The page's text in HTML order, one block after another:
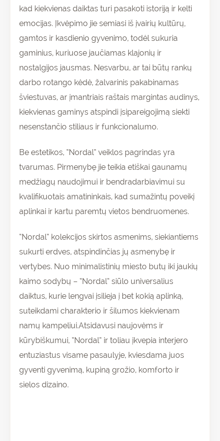
kad kiekvienas daiktas turi pasakoti istoriją ir kelti
emocijas. Įkvėpimo jie semiasi iš įvairių kultūrų,
gamtos ir kasdienio gyvenimo, todėl sukuria
gaminius, kuriuose jaučiamas klajonių ir
nostalgijos jausmas. Nesvarbu, ar tai būtų rankų
darbo rotango kėdė, žalvarinis pakabinamas
šviestuvas, ar įmantriais raštais margintas audinys,
kiekvienas gaminys atspindi įsipareigojimą siekti
nesenstančio stiliaus ir funkcionalumo.
Be estetikos, “Nordal” veiklos pagrindas yra
tvarumas. Pirmenybę jie teikia etiškai gaunamų
medžiagų naudojimui ir bendradarbiavimui su
kvalifikuotais amatininkais, kad sumažintų poveikį
aplinkai ir kartu paremtų vietos bendruomenes.
“Nordal” kolekcijos skirtos asmenims, siekiantiems
sukurti erdves, atspindinčias jų asmenybę ir
vertybes. Nuo minimalistinių miesto butų iki jaukių
kaimo sodybų – “Nordal” siūlo universalius
daiktus, kurie lengvai įsilieja į bet kokią aplinką,
suteikdami charakterio ir šilumos kiekvienam
namų kampeliui.Atsidavusi naujovėms ir
kūrybiškumui, “Nordal” ir toliau įkvepia interjero
entuziastus visame pasaulyje, kviesdama juos
gyventi gyvenimą, kupiną grožio, komforto ir
sielos dizaino.